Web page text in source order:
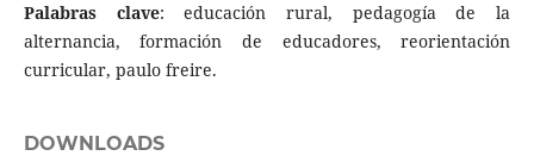
Palabras clave: educación rural, pedagogía de la
alternancia, formación de educadores, reorientación
curricular, paulo freire.
DOWNLOADS